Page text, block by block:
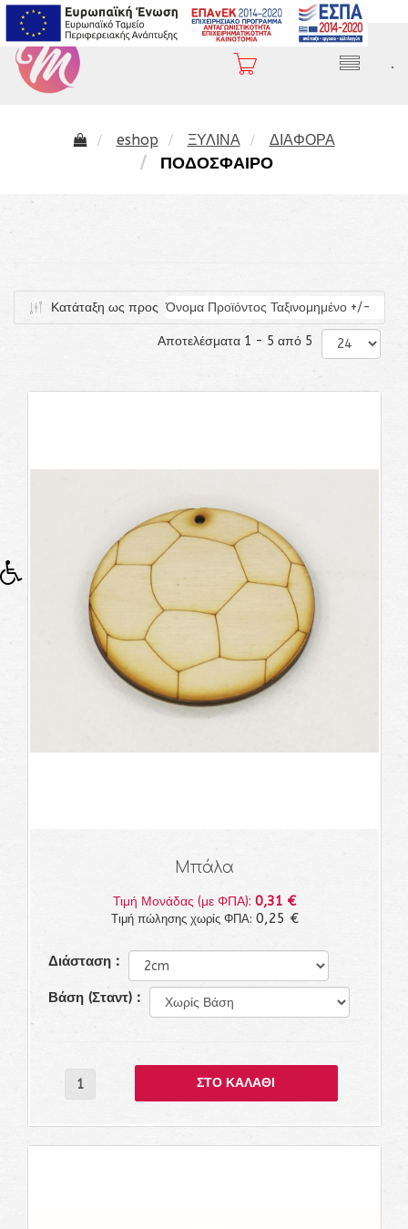
2310 282 407
.
eshop ΞΥΛΙΝΑ ΔΙΑΦΟΡΑ
ΠΟΔΟΣΦΑΙΡΟ
Κατάταξη ως προς Όνομα Προϊόντος Ταξινομημένο +/-
Αποτελέσματα 1 - 5 από 5
Μπάλα
Τιμή Μονάδας (με ΦΠΑ): 0,31 €
Τιμή πώλησης χωρίς ΦΠΑ: 0,25 €
Διάσταση :
Βάση (Σταντ) :